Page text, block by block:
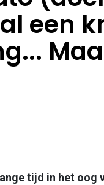
een
tijd in het oog